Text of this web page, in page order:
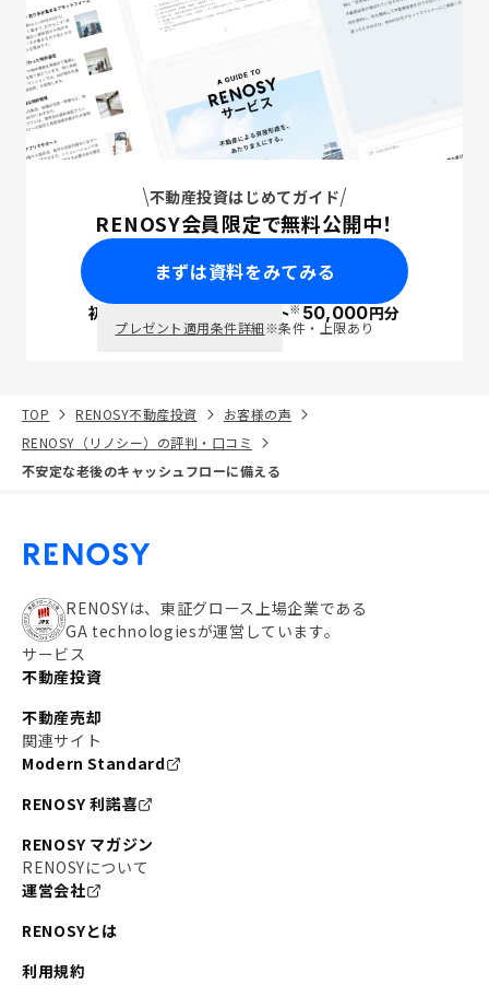
不動産投資はじめてガイド
RENOSY会員限定で無料公開中！
まずは資料をみてみる
初回面談で ポイント※50,000円分
プレゼント適用条件詳細※条件・上限あり
TOP RENOSY不動産投資
お客様の声
RENOSY（リノシー）の評判・口コミ
不安定な老後のキャッシュフローに備える
RENOSYは、東証グロース上場企業である
GA technologiesが運営しています。
サービス
不動産投資
不動産売却
関連サイト
Modern Standard
RENOSY 利諾喜
RENOSY マガジン
RENOSYについて
運営会社
RENOSYとは
利用規約